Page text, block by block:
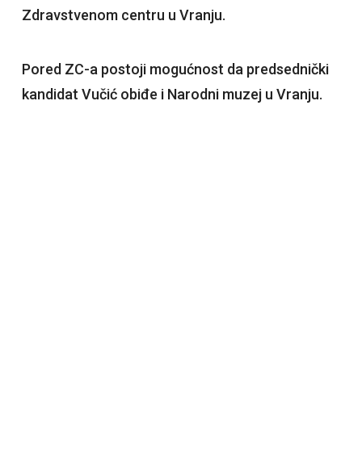
Zdravstvenom centru u Vranju.
Pored ZC-a postoji mogućnost da predsednički
kandidat Vučić obiđe i Narodni muzej u Vranju.